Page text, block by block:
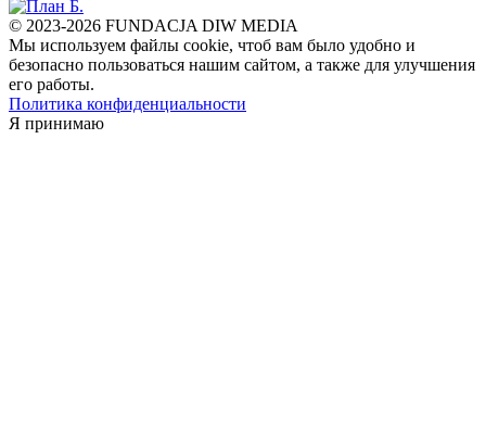
© 2023-2026 FUNDACJA DIW MEDIA
Мы используем файлы cookie, чтоб вам было удобно и
безопасно пользоваться нашим сайтом, а также для улучшения
его работы.
Политика конфиденциальности
Я принимаю